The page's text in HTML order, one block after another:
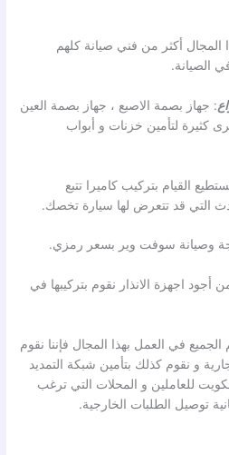
المجال أكثر من فني صيانة كلهم
الصيانة.
: جهاز بصمة الاصبع ، جهاز بصمة العين
كثيرة لتأمين خزنات و أبواب
القيام بتركيب كاميرا تتبع
التي قد تتعرض لها سيارة تخصك.
وصيانة سوفت وير بسعر رمزي.
أجود اجهزة الانذار نقوم بتركيبها في
الجميع في العمل بهذا المجال فإننا نقوم
و نقوم كذلك بتأمين شبكة التمديد
للعاملين و المحلات التي ترغب
توصيل الطلبات الخارجية.